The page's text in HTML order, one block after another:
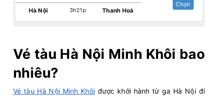
Hà Nội 3h21p Thanh Hoá
Chọn
Vé tàu Hà Nội Minh Khôi bao
nhiêu?
Vé tàu Hà Nội Minh Khôi được khởi hành từ ga Hà Nội đi